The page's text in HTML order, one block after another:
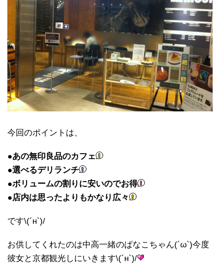
今回のポイントは、
●あの無印良品のカフェ
●選べるデリランチ
●ボリュームの割りに安いのでお得
●店内は思ったよりもかなり広々
です\(´н`)/
お供してくれたのは中高一緒のぱなこちゃん(´ω`)今度
彼女と京都観光しにいきます\(´н`)/